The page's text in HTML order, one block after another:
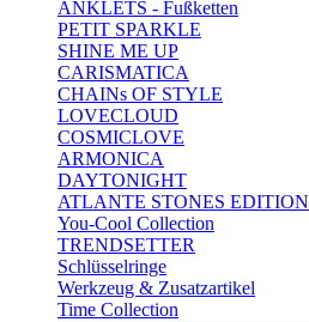
ANKLETS - Fußketten
PETIT SPARKLE
SHINE ME UP
CARISMATICA
CHAINs OF STYLE
LOVECLOUD
COSMICLOVE
ARMONICA
DAYTONIGHT
ATLANTE STONES EDITION
You-Cool Collection
TRENDSETTER
Schlüsselringe
Werkzeug & Zusatzartikel
Time Collection